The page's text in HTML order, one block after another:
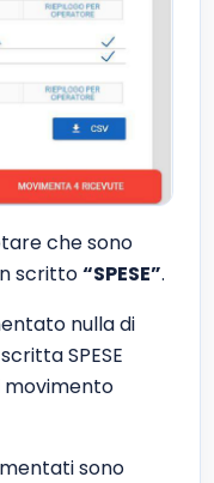
che sono
scritto“SPESE”.
nulla di
SPESE
movimento
sono